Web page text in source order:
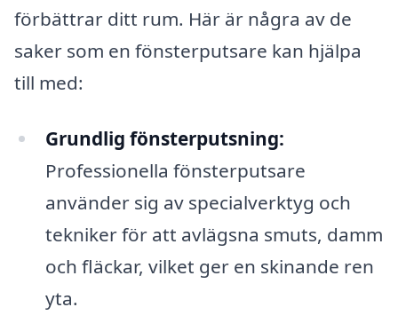
förbättrar ditt rum. Här är några av de
saker som en fönsterputsare kan hjälpa
till med:
Grundlig fönsterputsning:
Professionella fönsterputsare
använder sig av specialverktyg och
tekniker för att avlägsna smuts, damm
och fläckar, vilket ger en skinande ren
yta.